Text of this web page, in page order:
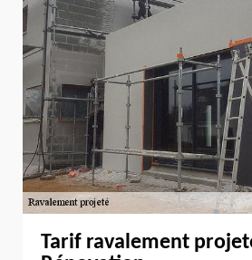
Tarif ravalement